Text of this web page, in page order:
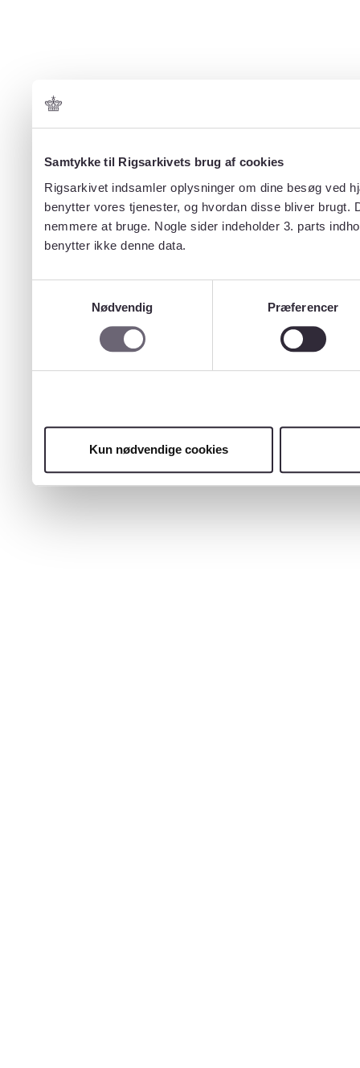
Samtykke til Rigsarkivets brug af cookies
Rigsarkivet indsamler oplysninger om dine besøg ved
benytter vores tjenester, og hvordan disse bliver
nemmere at bruge. Nogle sider indeholder 3. parts
benytter ikke denne data.
Nødvendig
Præferencer
Kun nødvendige cookies